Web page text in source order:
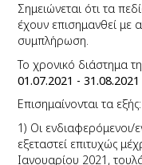
Σημειώνεται ότι τα
έχουν επισημανθεί με
συμπλήρωση.
Το χρονικό διάστημα
01.07.2021 - 31.08.2021
Επισημαίνονται τα εξής:
1) Oι ενδιαφερόμενοι/
εξεταστεί επιτυχώς
Ιανουαρίου 2021,